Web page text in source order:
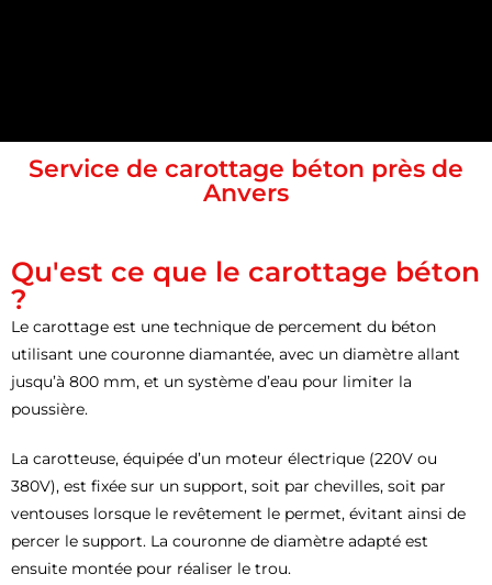
Service de carottage béton près de
Anvers
Qu'est ce que le carottage béton
?
Le carottage est une technique de percement du béton
utilisant une couronne diamantée, avec un diamètre allant
jusqu’à 800 mm, et un système d’eau pour limiter la
poussière.
La carotteuse, équipée d’un moteur électrique (220V ou
380V), est fixée sur un support, soit par chevilles, soit par
ventouses lorsque le revêtement le permet, évitant ainsi de
percer le support. La couronne de diamètre adapté est
ensuite montée pour réaliser le trou.